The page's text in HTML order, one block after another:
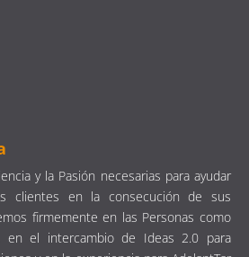
y la Pasión necesarias para ayudar
clientes en la consecución de sus
firmemente en las Personas como
en el intercambio de Ideas 2.0 para